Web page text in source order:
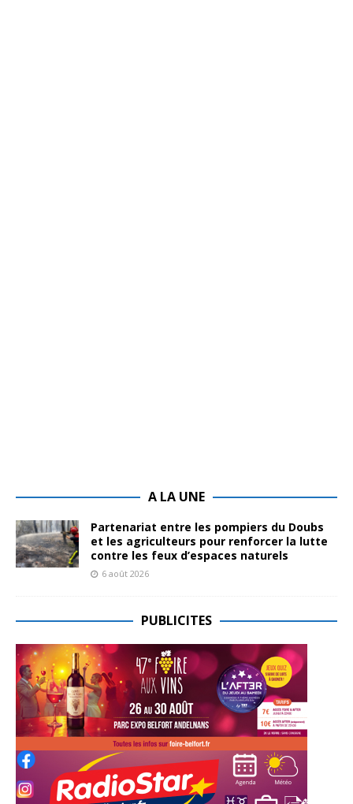
A LA UNE
Partenariat entre les pompiers du Doubs
et les agriculteurs pour renforcer la lutte
contre les feux d’espaces naturels
6 août 2026
PUBLICITES